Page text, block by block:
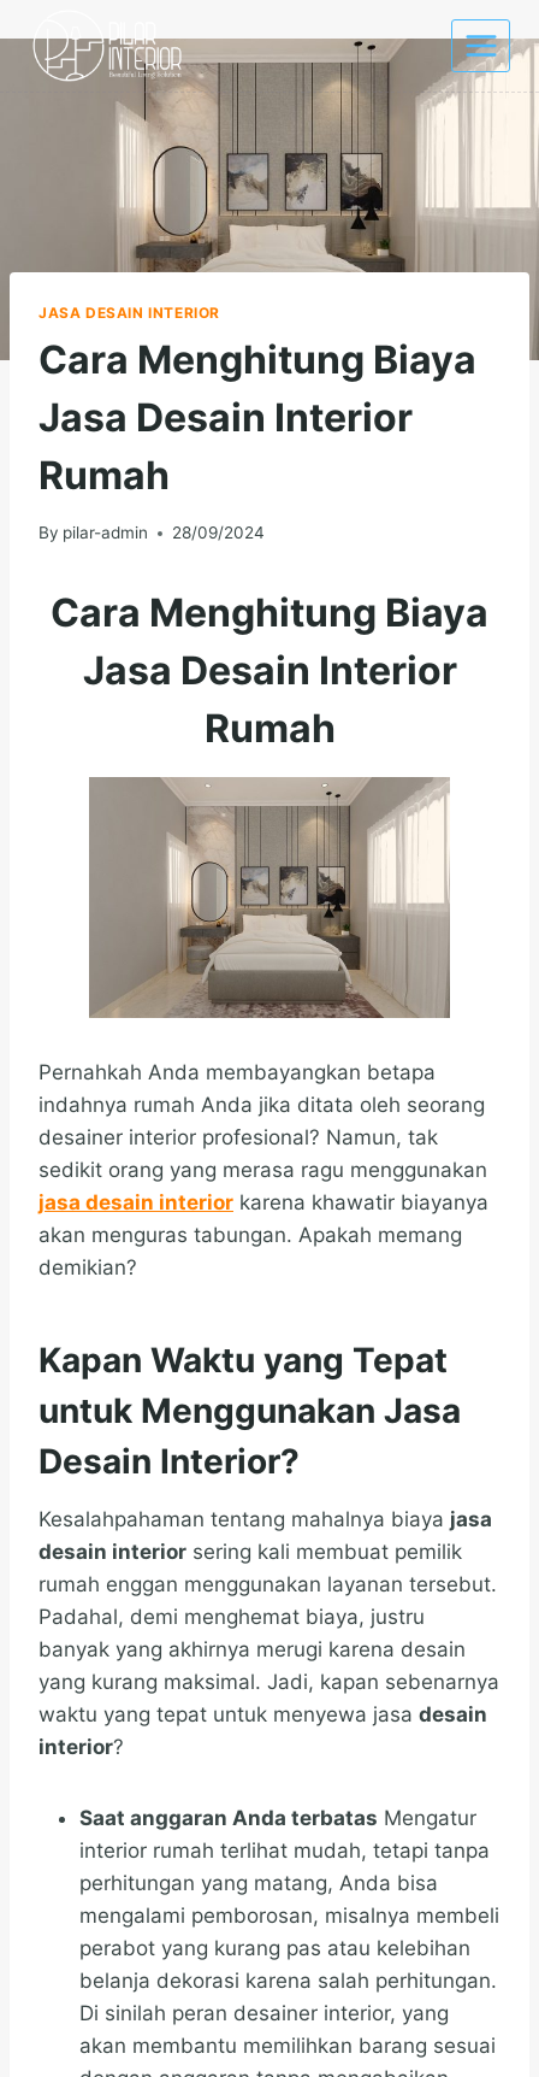
content
JASA DESAIN INTERIOR
Cara Menghitung Biaya
Jasa Desain Interior
Rumah
By pilar-admin 28/09/2024
Cara Menghitung Biaya
Jasa Desain Interior
Rumah
Pernahkah Anda membayangkan betapa
indahnya rumah Anda jika ditata oleh seorang
desainer interior profesional? Namun, tak
sedikit orang yang merasa ragu menggunakan
jasa desain interior karena khawatir biayanya
akan menguras tabungan. Apakah memang
demikian?
Kapan Waktu yang Tepat
untuk Menggunakan Jasa
Desain Interior?
Kesalahpahaman tentang mahalnya biaya jasa
desain interior sering kali membuat pemilik
rumah enggan menggunakan layanan tersebut.
Padahal, demi menghemat biaya, justru
banyak yang akhirnya merugi karena desain
yang kurang maksimal. Jadi, kapan sebenarnya
waktu yang tepat untuk menyewa jasa desain
interior?
Saat anggaran Anda terbatas Mengatur
interior rumah terlihat mudah, tetapi tanpa
perhitungan yang matang, Anda bisa
mengalami pemborosan, misalnya membeli
perabot yang kurang pas atau kelebihan
belanja dekorasi karena salah perhitungan.
Di sinilah peran desainer interior, yang
akan membantu memilihkan barang sesuai